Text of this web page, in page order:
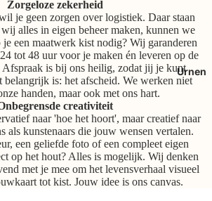
Urnen
Zorgeloze zekerheid
je geen zorgen over logistiek. Daar staan
alles in eigen beheer maken, kunnen we
je een maatwerk kist nodig? Wij garanderen
tot 48 uur voor je maken én leveren op de
Afspraak is bij ons heilig, zodat jij je kunt
belangrijk is: het afscheid. We werken niet
handen, maar ook met ons hart.
creativiteit
naar 'hoe het hoort', maar creatief naar
als kunstenaars die jouw wensen vertalen.
een geliefde foto of een compleet eigen
op het hout? Alles is mogelijk. Wij denken
met je mee om het levensverhaal visueel
tot kist. Jouw idee is ons canvas.